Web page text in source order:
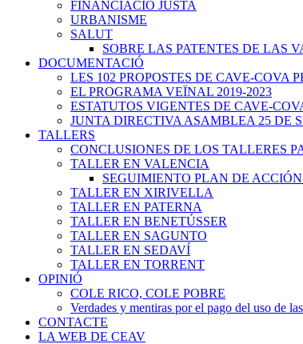
FINANCIACIÓ JUSTA
URBANISME
SALUT
SOBRE LAS PATENTES DE LAS
DOCUMENTACIÓ
LES 102 PROPOSTES DE CAVE-COVA
EL PROGRAMA VEÏNAL 2019-2023
ESTATUTOS VIGENTES DE CAVE-
JUNTA DIRECTIVA ASAMBLEA 25 DE
TALLERS
CONCLUSIONES DE LOS TALLERES
TALLER EN VALENCIA
SEGUIMIENTO PLAN DE
TALLER EN XIRIVELLA
TALLER EN PATERNA
TALLER EN BENETÚSSER
TALLER EN SAGUNTO
TALLER EN SEDAVÍ
TALLER EN TORRENT
OPINIÓ
COLE RICO, COLE POBRE
Verdades y mentiras por el pago del uso de
CONTACTE
LA WEB DE CEAV